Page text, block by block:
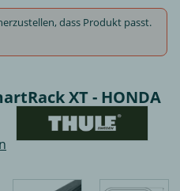
dass Produkt passt.
XT - HONDA